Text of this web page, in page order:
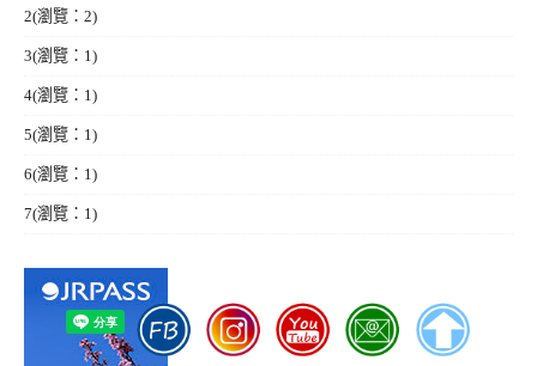
2(瀏覽：2)
3(瀏覽：1)
4(瀏覽：1)
5(瀏覽：1)
6(瀏覽：1)
7(瀏覽：1)